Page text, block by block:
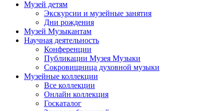
Музей детям
Экскурсии и музейные занятия
Дни рождения
Музей Музыкантам
Научная деятельность
Конференции
Публикации Музея Музыки
Сокровищница духовной музыки
Музейные коллекции
Все коллекции
Онлайн коллекция
Госкаталог